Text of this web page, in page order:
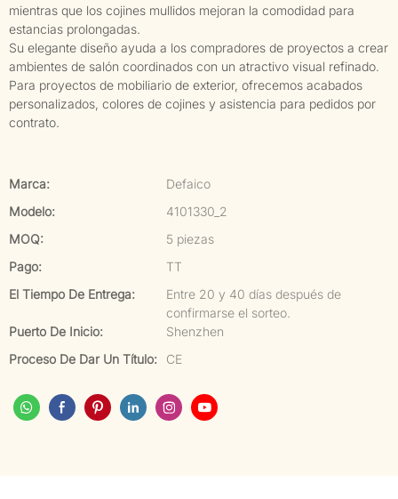
mientras que los cojines mullidos mejoran la comodidad para
estancias prolongadas.
Su elegante diseño ayuda a los compradores de proyectos a crear
ambientes de salón coordinados con un atractivo visual refinado.
Para proyectos de mobiliario de exterior, ofrecemos acabados
personalizados, colores de cojines y asistencia para pedidos por
contrato.
Marca:
Defaico
Modelo:
4101330_2
MOQ:
5 piezas
Pago:
TT
El Tiempo De Entrega:
Entre 20 y 40 días después de
confirmarse el sorteo.
Puerto De Inicio:
Shenzhen
Proceso De Dar Un Título:
CE